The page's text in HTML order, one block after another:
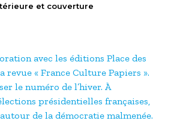
et couverture
avec les éditions Place des
revue « France Culture Papiers ».
le numéro de l’hiver. À
présidentielles françaises,
de la démocratie malmenée.